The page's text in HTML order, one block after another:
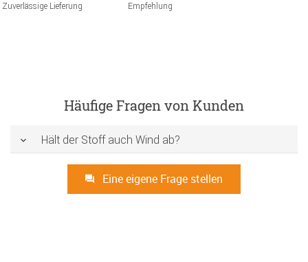
Zuverlässige Lieferung Empfehlung
Häufige Fragen von Kunden
Hält der Stoff auch Wind ab?
Eine eigene Frage stellen